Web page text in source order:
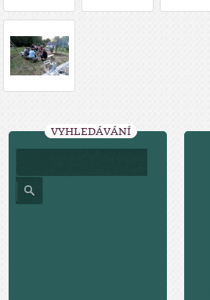
VYHLEDÁVÁNÍ